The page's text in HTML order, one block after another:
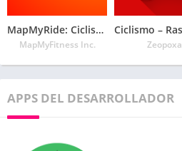
MapMyRide: Ciclismo con GPS
MapMyFitness Inc. Zeopoxa
APPS DEL DESARROLLADOR